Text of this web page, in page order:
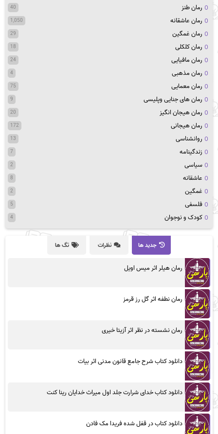
رمان طنز 40
رمان عاشقانه 1,050
رمان غمگین 29
رمان کلکلی 18
رمان مافیایی 24
رمان مذهبی 4
رمان معمایی 75
رمان های جنایی وپلیسی 9
رمان هیجان انگیز 20
رمان هیجانی 172
روانشناسی 13
زندگینامه 7
سیاسی 2
عاشقانه 8
غمگین 2
فلسفی 5
کودک و نوجوان 4
جدید ها نظرات تگ ها
رمان هیلر اثر میس اویل
رمان نطفه اثر گل رز قرمز
رمان نشسته در نظر اثر آزیتا خیری
دانلود کتاب شرح جامع قانون مدنی اثر بیات
دانلود کتاب خدای شرارت جلد اول میراث خدایان رینا کنت
دانلود کتاب در قفل شده فریدا مک فادن